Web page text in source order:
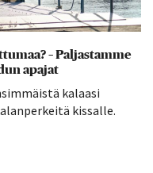
– Paljastamme
apajat
kalaasi
kissalle.